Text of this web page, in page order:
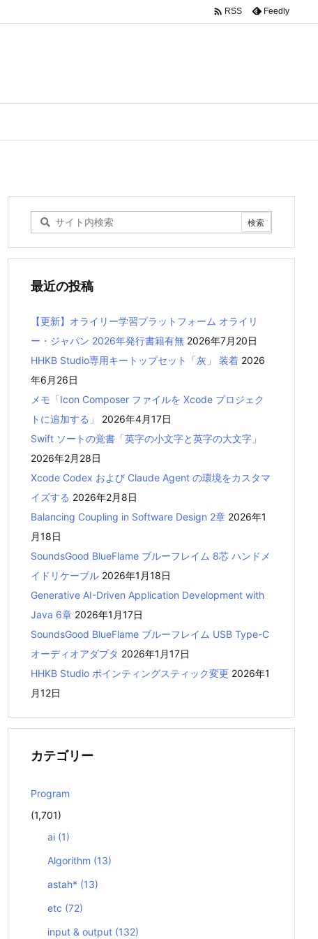
 RSS Feedly
最近の投稿
【更新】オライリー学習プラットフォーム オライリ
ー・ジャパン 2026年発行書籍有無 2026年7月20日
HHKB Studio専用キートップセット「灰」 装着 2026
年6月26日
メモ「Icon Composer ファイルを Xcode プロジェク
トに追加する」
2026年4月17日
Swift ソートの覚書「英字の小文字と英字の大文字」
2026年2月28日
Xcode Codex および Claude Agent の環境をカスタマ
イズする 2026年2月8日
Balancing Coupling in Software Design 2章 2026年1
月18日
SoundsGood BlueFlame ブルーフレイム 8芯 ハンドメ
イドリケーブル 2026年1月18日
Generative AI-Driven Application Development with
Java 6章 2026年1月17日
SoundsGood BlueFlame ブルーフレイム USB Type-C
オーディオアダプタ 2026年1月17日
HHKB Studio ポインティングスティック変更 2026年1
月12日
カテゴリー
Program
(1,701)
ai (1)
Algorithm (13)
astah* (13)
etc (72)
input & output (132)